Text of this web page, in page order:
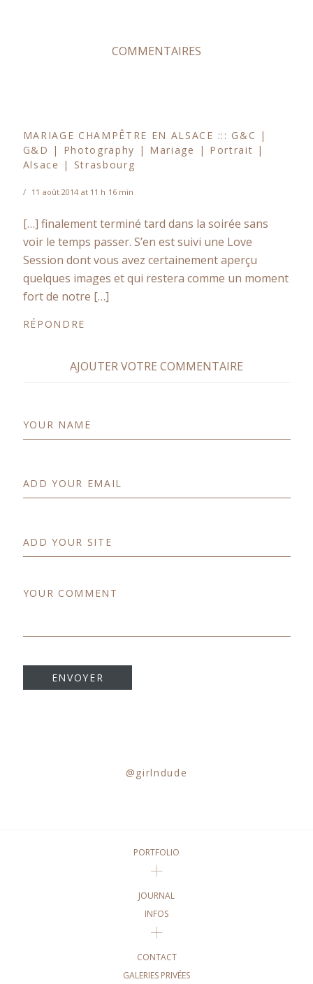
COMMENTAIRES
MARIAGE CHAMPÊTRE EN ALSACE ::: G&C |
G&D | Photography | Mariage | Portrait |
Alsace | Strasbourg
11 août 2014 at 11 h 16 min
[…] finalement terminé tard dans la soirée sans
voir le temps passer. S’en est suivi une Love
Session dont vous avez certainement aperçu
quelques images et qui restera comme un moment
fort de notre […]
RÉPONDRE
AJOUTER VOTRE COMMENTAIRE
YOUR NAME
ADD YOUR EMAIL
ADD YOUR SITE
YOUR COMMENT
@girlndude
PORTFOLIO
JOURNAL
INFOS
CONTACT
GALERIES PRIVÉES